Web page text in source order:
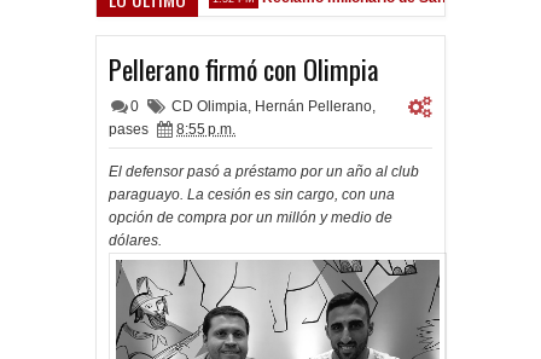
Pellerano firmó con Olimpia
0 CD Olimpia, Hernán Pellerano,
pases
8:55 p.m.
El defensor pasó a préstamo por un año al club
paraguayo. La cesión es sin cargo, con una
opción de compra por un millón y medio de
dólares.